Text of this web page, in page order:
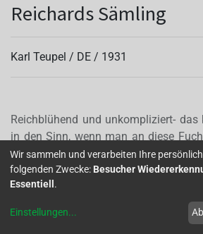
Reichards Sämling
Karl Teupel / DE / 1931
Reichblühend und unkompliziert-
in den Sinn, wenn man an diese
Standorte verträgt 'Reichards
verzweigt sich sehr gut von allein
Wuchs. Sie ist ideal für die
Anja Asshoff
Wir sammeln und verarbeiten Ihre
folgenden Zwecke: Besucher
Essentiell .
Einstellungen...